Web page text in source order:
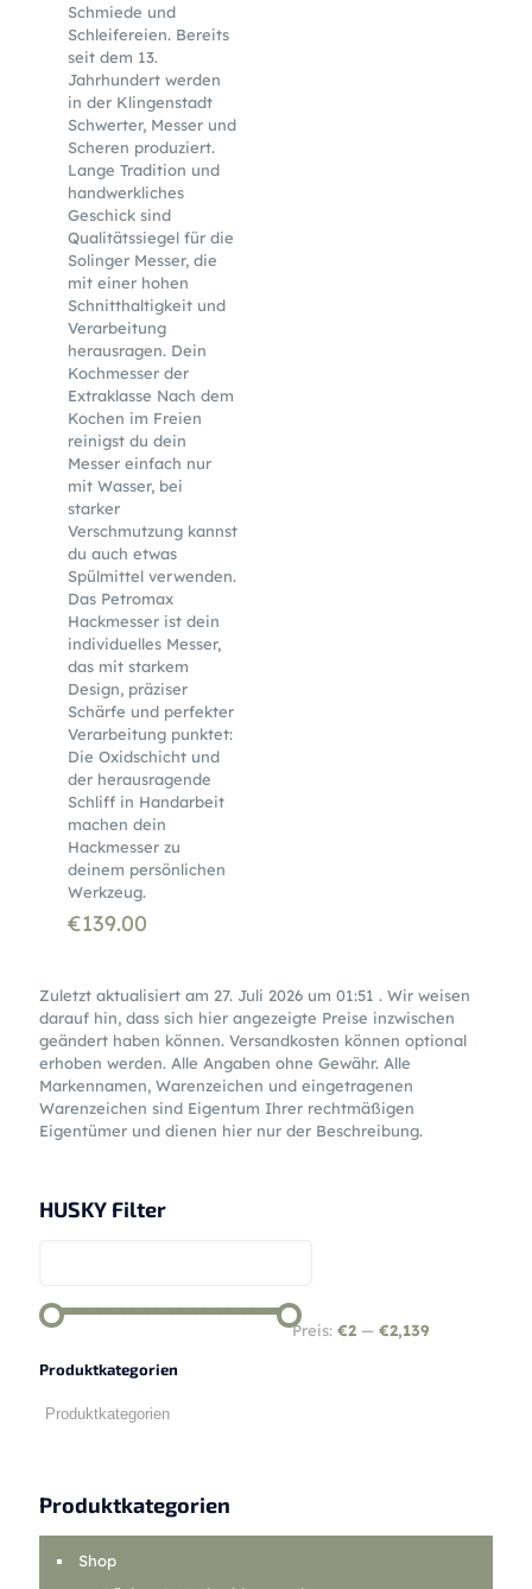
Schmiede und
Schleifereien. Bereits
seit dem 13.
Jahrhundert werden
in der Klingenstadt
Schwerter, Messer und
Scheren produziert.
Lange Tradition und
handwerkliches
Geschick sind
Qualitätssiegel für die
Solinger Messer, die
mit einer hohen
Schnitthaltigkeit und
Verarbeitung
herausragen. Dein
Kochmesser der
Extraklasse Nach dem
Kochen im Freien
reinigst du dein
Messer einfach nur
mit Wasser, bei
starker
Verschmutzung kannst
du auch etwas
Spülmittel verwenden.
Das Petromax
Hackmesser ist dein
individuelles Messer,
das mit starkem
Design, präziser
Schärfe und perfekter
Verarbeitung punktet:
Die Oxidschicht und
der herausragende
Schliff in Handarbeit
machen dein
Hackmesser zu
deinem persönlichen
Werkzeug.
€139.00
Zuletzt aktualisiert am 27. Juli 2026 um 01:51 . Wir weisen
darauf hin, dass sich hier angezeigte Preise inzwischen
geändert haben können. Versandkosten können optional
erhoben werden. Alle Angaben ohne Gewähr. Alle
Markennamen, Warenzeichen und eingetragenen
Warenzeichen sind Eigentum Ihrer rechtmäßigen
Eigentümer und dienen hier nur der Beschreibung.
HUSKY Filter
Preis: €2 — €2,139
Produktkategorien
Produktkategorien
Shop